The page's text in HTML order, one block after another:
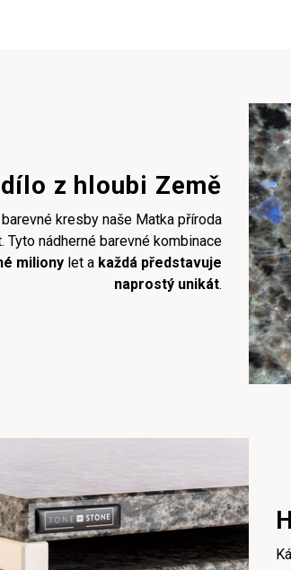
z hloubi Země
kresby naše Matka příroda
Tyto nádherné barevné kombinace
miliony let a každá představuje
naprostý unikát.